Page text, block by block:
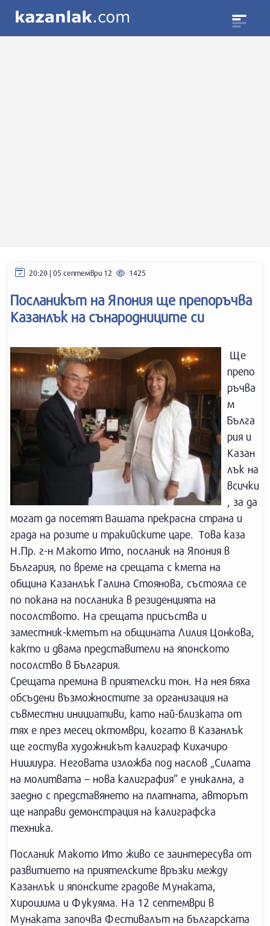
20:20 | 05 септември 12 1425
Посланикът на Япония ще препоръчва
Казанлък на сънародниците си
Ще
препо
ръчва
м
Бълга
рия и
Казан
лък на
всички
, за да
могат да посетят Вашата прекрасна страна и
града на розите и тракийските царе. Това каза
Н.Пр. г-н Макото Ито, посланик на Япония в
България, по време на срещата с кмета на
община Казанлък Галина Стоянова, състояла се
по покана на посланика в резиденцията на
посолството. На срещата присъства и
заместник-кметът на общината Лилия Цонкова,
както и двама представители на японското
посолство в България.
Срещата премина в приятелски тон. На нея бяха
обсъдени възможностите за организация на
съвместни инициативи, като най-близката от
тях е през месец октомври, когато в Казанлък
ще гостува художникът калиграф Кихачиро
Нишиура. Неговата изложба под наслов „Силата
на молитвата – нова калиграфия” е уникална, а
заедно с представянето на платната, авторът
ще направи демонстрация на калиграфска
техника.
Посланик Макото Ито живо се заинтересува от
развитието на приятелските връзки между
Казанлък и японските градове Мунаката,
Хирошима и Фукуяма. На 12 септември в
Мунаката започва Фестивалът на българската